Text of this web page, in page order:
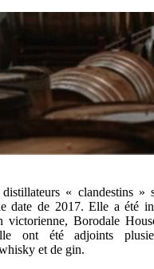
« clandestins »
date de 2017. Elle a été
victorienne, Borodale
ont été adjoints
et de gin.